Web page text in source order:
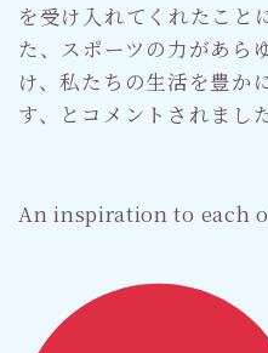
を受け入れてくれたこと
た、スポーツの力があら
け、私たちの生活を豊か
す、とコメントされました
An inspiration to each